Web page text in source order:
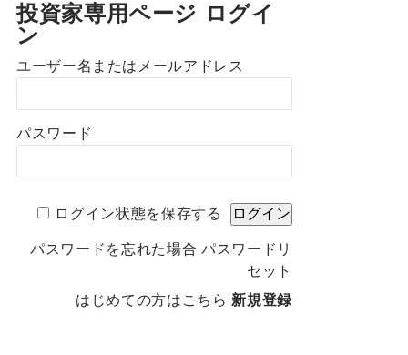
投資家専用ページ ログイ
ン
ユーザー名またはメールアドレス
パスワード
ログイン状態を保存する
パスワードを忘れた場合 パスワードリ
セット
はじめての方はこちら 新規登録